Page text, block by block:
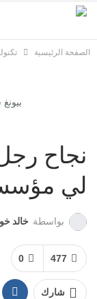
الصفحة الرئيسية
نجاح
لي
بواسطة خالد
0 477
شارك